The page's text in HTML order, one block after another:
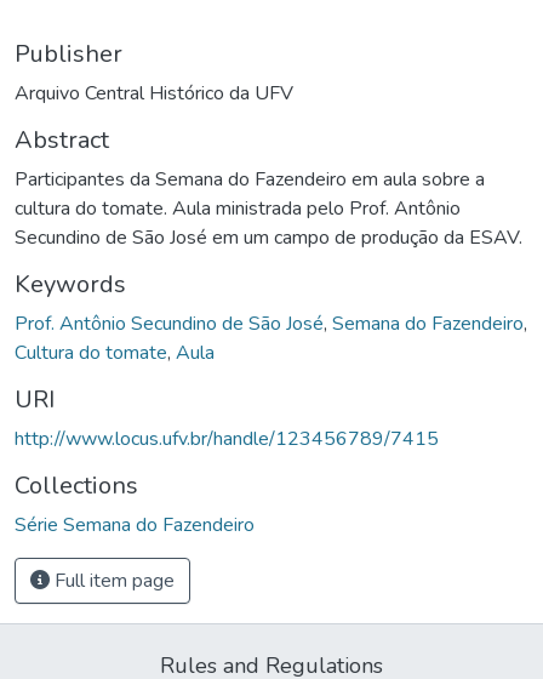
Publisher
Arquivo Central Histórico da UFV
Abstract
Participantes da Semana do Fazendeiro em aula sobre a
cultura do tomate. Aula ministrada pelo Prof. Antônio
Secundino de São José em um campo de produção da ESAV.
Keywords
Prof. Antônio Secundino de São José, Semana do Fazendeiro,
Cultura do tomate, Aula
URI
http://www.locus.ufv.br/handle/123456789/7415
Collections
Série Semana do Fazendeiro
Full item page
Rules and Regulations